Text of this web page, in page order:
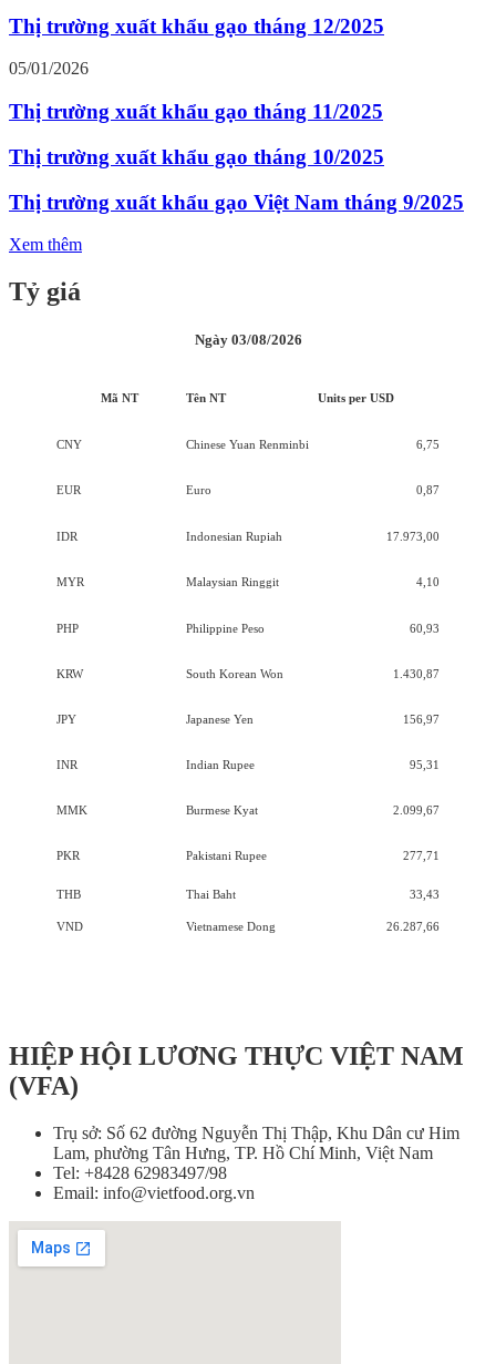
Thị trường xuất khẩu gạo tháng 12/2025
05/01/2026
Thị trường xuất khẩu gạo tháng 11/2025
Thị trường xuất khẩu gạo tháng 10/2025
Thị trường xuất khẩu gạo Việt Nam tháng 9/2025
Xem thêm
Tỷ giá
Ngày 03/08/2026
Mã NT Tên NT Units per USD
CNY Chinese Yuan Renminbi 6,75
EUR Euro 0,87
IDR Indonesian Rupiah 17.973,00
MYR Malaysian Ringgit 4,10
PHP Philippine Peso 60,93
KRW South Korean Won 1.430,87
JPY Japanese Yen 156,97
INR Indian Rupee 95,31
MMK Burmese Kyat 2.099,67
PKR Pakistani Rupee 277,71
THB Thai Baht 33,43
VND Vietnamese Dong 26.287,66
HIỆP HỘI LƯƠNG THỰC VIỆT NAM
(VFA)
Trụ sở: Số 62 đường Nguyễn Thị Thập, Khu Dân cư Him
Lam, phường Tân Hưng, TP. Hồ Chí Minh, Việt Nam
Tel: +8428 62983497/98
Email: info@vietfood.org.vn